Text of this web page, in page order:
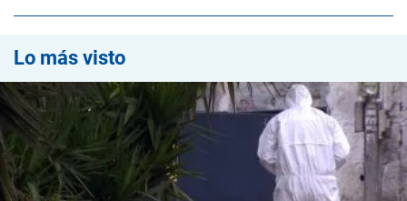
Lo más visto